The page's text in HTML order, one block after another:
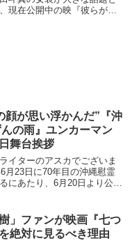
現在公開中の映『彼らが本
顔が思い浮かんだ”『沖
の雨』ユンカーマン
舞台挨拶
イターのアスカでございま
月23日に70年目の沖縄慰霊
にあたり、6月20日より公開
の岩波ホールではジャン・ユ
...
樹」ファンが映画『七つ
絶対に見るべき理由